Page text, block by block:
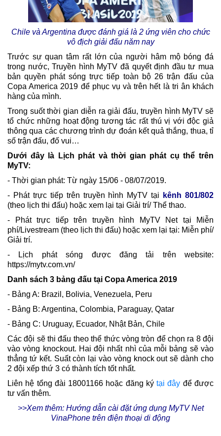
Chile và Argentina được đánh giá là 2 ứng viên cho chức
vô địch giải đấu năm nay
Trước sự quan tâm rất lớn của người hâm mộ bóng đá
trong nước, Truyền hình MyTV đã quyết định đầu tư mua
bản quyền phát sóng trực tiếp toàn bộ 26 trận đấu của
Copa America 2019 để phục vụ và trên hết là tri ân khách
hàng của mình.
Trong suốt thời gian diễn ra giải đấu, truyền hình MyTV sẽ
tổ chức những hoạt động tương tác rất thú vị với độc giả
thông qua các chương trình dự đoán kết quả thắng, thua, tỉ
số trận đấu, đố vui…
Dưới đây là Lịch phát và thời gian phát cụ thể trên
MyTV:
- Thời gian phát: Từ ngày 15/06 - 08/07/2019.
- Phát trực tiếp trên truyền hình MyTV tại
kênh 801/802
(theo lịch thi đấu) hoặc xem lại tại Giải trí/ Thể thao.
- Phát trực tiếp trên truyền hình MyTV Net tại Miễn
phí/Livestream (theo lịch thi đấu) hoặc xem lại tại: Miễn phí/
Giải trí.
- Lịch phát sóng được đăng tải trên website:
https://mytv.com.vn/
Danh sách 3 bảng đấu tại Copa America 2019
- Bảng A: Brazil, Bolivia, Venezuela, Peru
- Bảng B: Argentina, Colombia, Paraguay, Qatar
- Bảng C: Uruguay, Ecuador, Nhật Bản, Chile
Các đội sẽ thi đấu theo thể thức vòng tròn để chọn ra 8 đội
vào vòng knockout. Hai đội nhất nhì của mỗi bảng sẽ vào
thẳng tứ kết. Suất còn lại vào vòng knock out sẽ dành cho
2 đội xếp thứ 3 có thành tích tốt nhất.
Liên hệ tổng đài 18001166 hoặc đăng kýtại đây để được
tư vấn thêm.
>>Xem thêm: Hướng dẫn cài đặt ứng dụng MyTV Net
VinaPhone trên điện thoại di động